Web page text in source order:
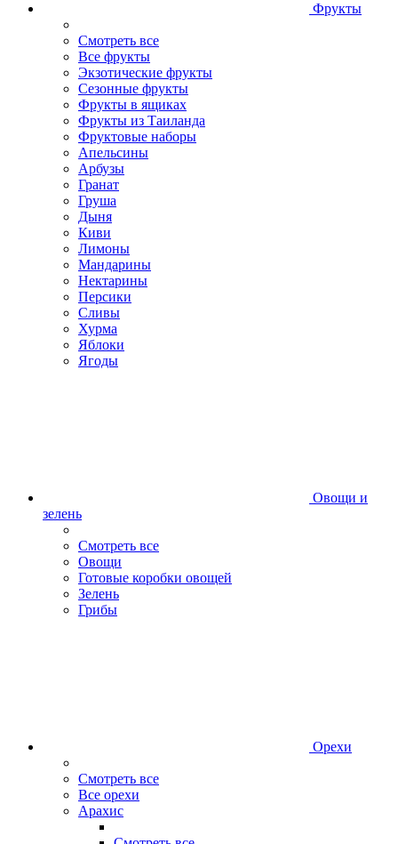
Фрукты
Смотреть все
Все фрукты
Экзотические фрукты
Сезонные фрукты
Фрукты в ящиках
Фрукты из Таиланда
Фруктовые наборы
Апельсины
Арбузы
Гранат
Груша
Дыня
Киви
Лимоны
Мандарины
Нектарины
Персики
Сливы
Хурма
Яблоки
Ягоды
Овощи и
зелень
Смотреть все
Овощи
Готовые коробки овощей
Зелень
Грибы
Орехи
Смотреть все
Все орехи
Арахис